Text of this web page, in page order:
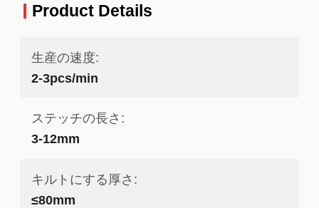
Product Details
生産の速度:
2-3pcs/min
ステッチの長さ:
3-12mm
キルトにする厚さ:
≤80mm